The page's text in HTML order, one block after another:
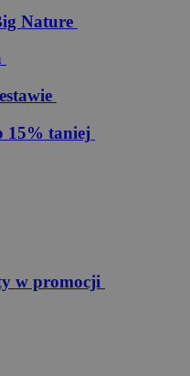
Nature
15% taniej
w promocji